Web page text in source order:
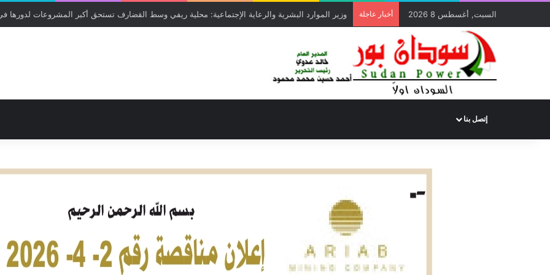
السبت, أغسطس 8 2026 أخبار عاجلة وسط حضور كبير.. محمد عمر سعد الله ممثل المدير التنفيذي لمحلية حلفا الجديدة دشن اليوم امتحانات
إتصل بنا